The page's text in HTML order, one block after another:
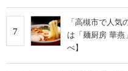
7
「高槻市で人
は「麺厨房 華燕
べ】